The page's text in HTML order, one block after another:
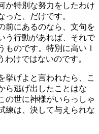
か特別な努力をしたわけ
った、だけです。
前にあるのなら、文句を
う行動があれば、それで
ものです。特別に高いＩ
わけではないのです。
挙げよと言われたら、こ
ら逃げ出したことはな
の世に神様がいらっしゃ
練は、決して与えられな